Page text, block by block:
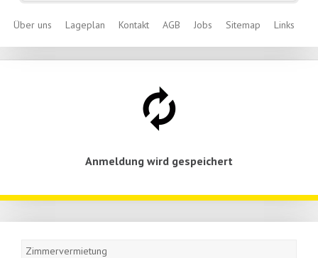
Navigation überspringen
Über uns Lageplan Kontakt AGB Jobs Sitemap Links
Anmeldung wird gespeichert
überspringen
Zimmervermietung